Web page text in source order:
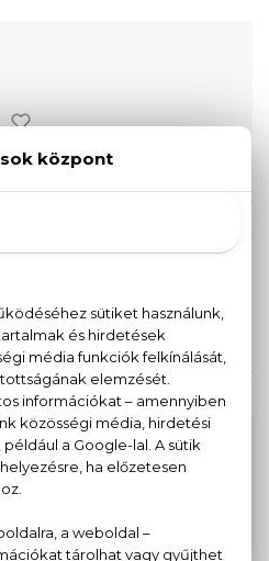
TERMÉKEK
napos visszaküldési
ügyfélszolgálatunkat: